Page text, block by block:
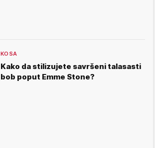
KOSA
Kako da stilizujete savršeni talasasti
bob poput Emme Stone?